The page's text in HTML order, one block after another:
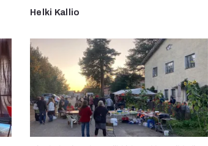
Helki Kallio